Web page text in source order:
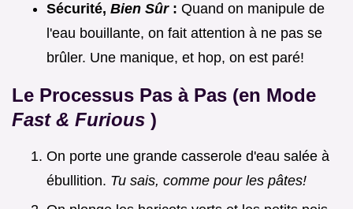
Sécurité, Bien Sûr : Quand on manipule de
l'eau bouillante, on fait attention à ne pas se
brûler. Une manique, et hop, on est paré!
Le Processus Pas à Pas (en Mode
Fast & Furious )
On porte une grande casserole d'eau salée à
ébullition. Tu sais, comme pour les pâtes!